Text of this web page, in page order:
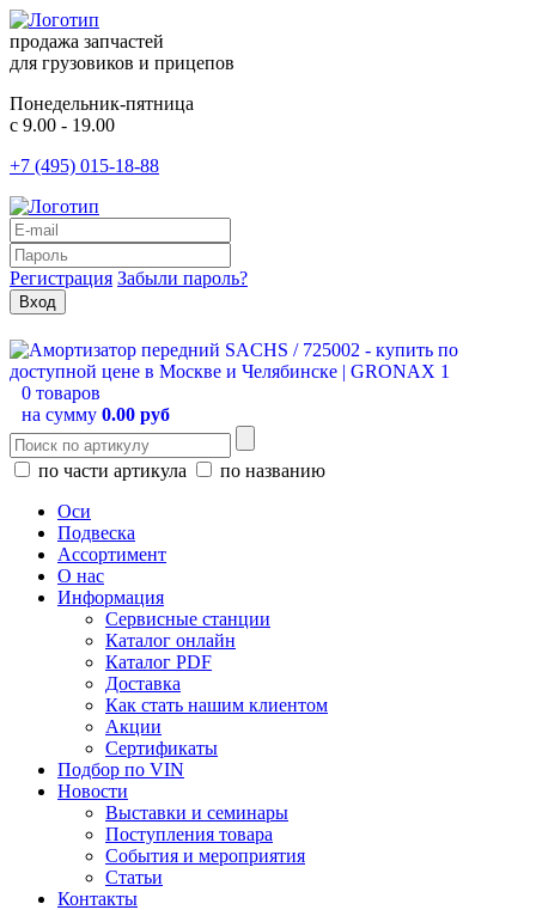
продажа запчастей
для грузовиков и прицепов
Понедельник-пятница
с 9.00 - 19.00
+7 (495) 015-18-88
Регистрация Забыли пароль?
0 товаров
на сумму 0.00 руб
по части артикула
по названию
Оси
Подвеска
Ассортимент
О нас
Информация
Сервисные станции
Каталог онлайн
Каталог PDF
Доставка
Как стать нашим клиентом
Акции
Сертификаты
Подбор по VIN
Новости
Выставки и семинары
Поступления товара
События и мероприятия
Статьи
Контакты